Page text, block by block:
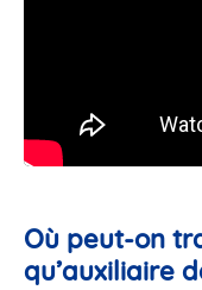
Où peut-on
qu’auxiliaire